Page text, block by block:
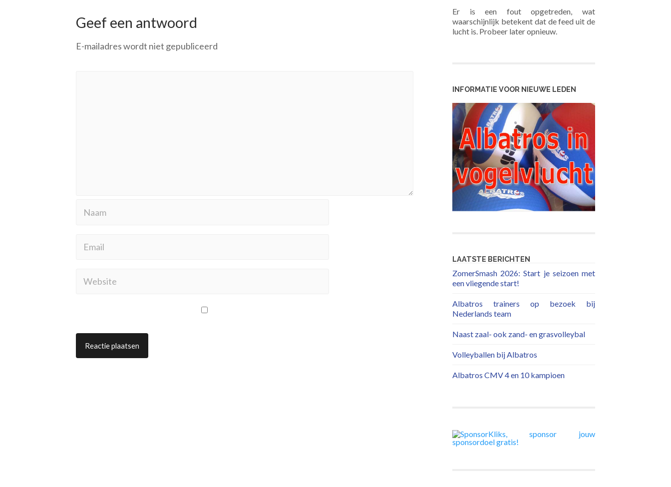
Geef een antwoord
E-mailadres wordt niet gepubliceerd
Er is een fout opgetreden, wat
waarschijnlijk betekent dat de feed uit de
lucht is. Probeer later opnieuw.
INFORMATIE VOOR NIEUWE LEDEN
LAATSTE BERICHTEN
ZomerSmash 2026: Start je seizoen met
een vliegende start!
Albatros trainers op bezoek bij
Nederlands team
Naast zaal- ook zand- en grasvolleybal
Volleyballen bij Albatros
Albatros CMV 4 en 10 kampioen